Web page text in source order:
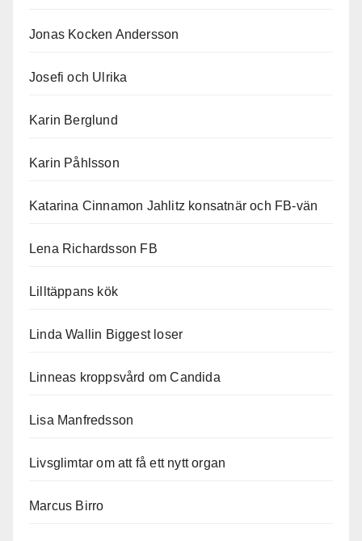
Jonas Kocken Andersson
Josefi och Ulrika
Karin Berglund
Karin Påhlsson
Katarina Cinnamon Jahlitz konsatnär och FB-vän
Lena Richardsson FB
Lilltäppans kök
Linda Wallin Biggest loser
Linneas kroppsvård om Candida
Lisa Manfredsson
Livsglimtar om att få ett nytt organ
Marcus Birro